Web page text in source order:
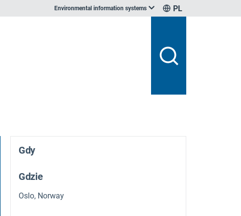
Environmental information systems PL
Gdy
Gdzie
Oslo, Norway